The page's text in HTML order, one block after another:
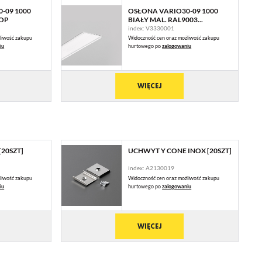
09 1000
zakupu
OSŁONA VARIO30-09 1000
BIAŁY MAL. RAL9003...
index: V3330001
Widoczność cen oraz możliwość zakupu
hurtowego pozalogowaniu
WIĘCEJ
zakupu
UCHWYT Y CONE INOX [20SZT]
index: A2130019
Widoczność cen oraz możliwość zakupu
hurtowego pozalogowaniu
WIĘCEJ